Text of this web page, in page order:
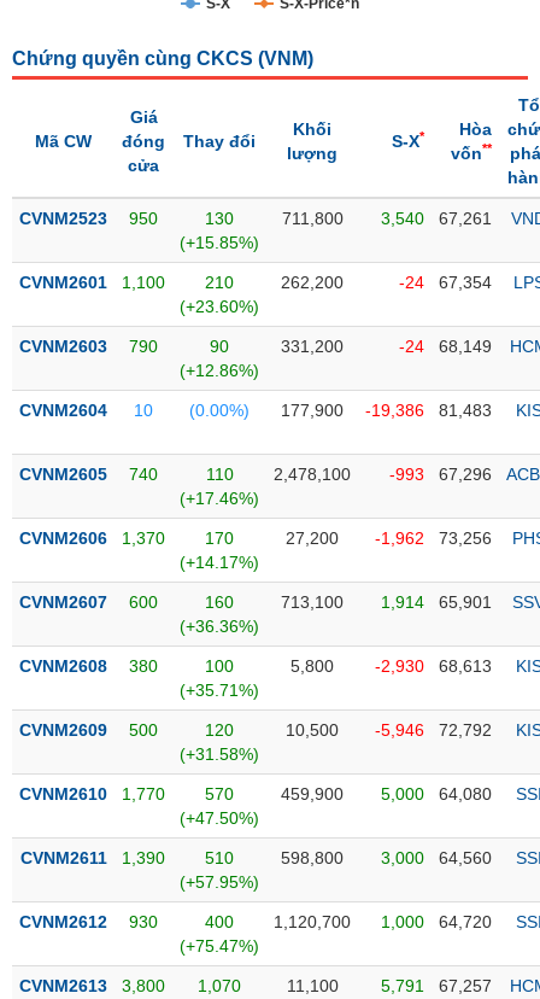
thái
thị
Niêm
Niêm
mới
yết
bổ
Hủy
yết
dõi
biệt
được
ký
Danh
ETF
phiếu
S-X S-X-Price*n
Chứng quyền cùng CKCS (VNM)
Mã CW
Giá
đóng
cửa
Thay đổi
Khối
lượng
S-X*
Hòa
vốn**
Tổ
CVNM2523 950
130
(+15.85%)
711,800 3,540 67,261
CVNM2601 1,100
210
(+23.60%)
262,200 -24 67,354
CVNM2603 790
90
(+12.86%)
331,200 -24 68,149
CVNM2604 10 (0.00%) 177,900 -19,386 81,483
CVNM2605 740
110
(+17.46%)
2,478,100 -993 67,296
CVNM2606 1,370
170
(+14.17%)
27,200 -1,962 73,256
CVNM2607 600
160
(+36.36%)
713,100 1,914 65,901
CVNM2608 380
100
(+35.71%)
5,800 -2,930 68,613
CVNM2609 500
120
(+31.58%)
10,500 -5,946 72,792
CVNM2610 1,770
570
(+47.50%)
459,900 5,000 64,080
CVNM2611 1,390
510
(+57.95%)
598,800 3,000 64,560
CVNM2612 930
400
(+75.47%)
1,120,700 1,000 64,720
CVNM2613 3,800
1,070
11,100 5,791 67,257
NGÀNH
NGHIỆP
PHIẾU
PHÁI
TRÁI
PHIẾU
CÔNG
CỤ
TƯ
DỮ
LIỆU
MỚI